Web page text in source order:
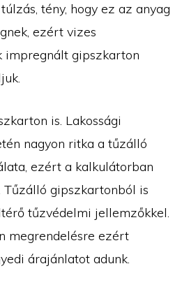
tény, hogy ez az anyag
ezért vizes
impregnált gipszkarton
is. Lakossági
nagyon ritka a tűzálló
ezért a kalkulátorban
Tűzálló gipszkartonból is
tűzvédelmi jellemzőkkel.
megrendelésre ezért
árajánlatot adunk.